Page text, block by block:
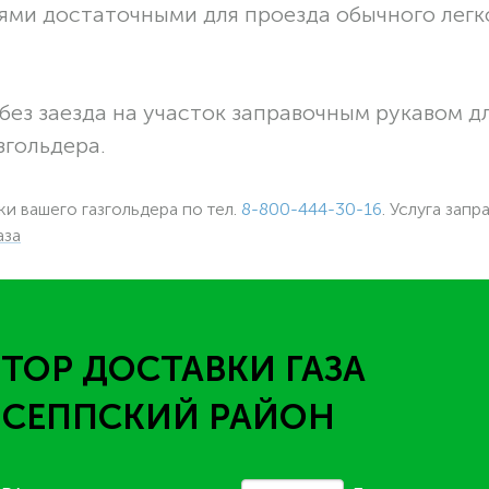
достаточными для проезда обычного
заезда на участок заправочным рукавом
вашего газгольдера по тел. 8-800-444-30-16 . Услуга
ДОСТАВКИ ГАЗА
РАЙОН